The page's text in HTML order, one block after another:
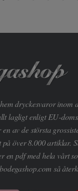
dryckesvaror inom
lagligt enligt EU-
av de största
på över 8.000 artiklar.
en pdf med hela vårt
så